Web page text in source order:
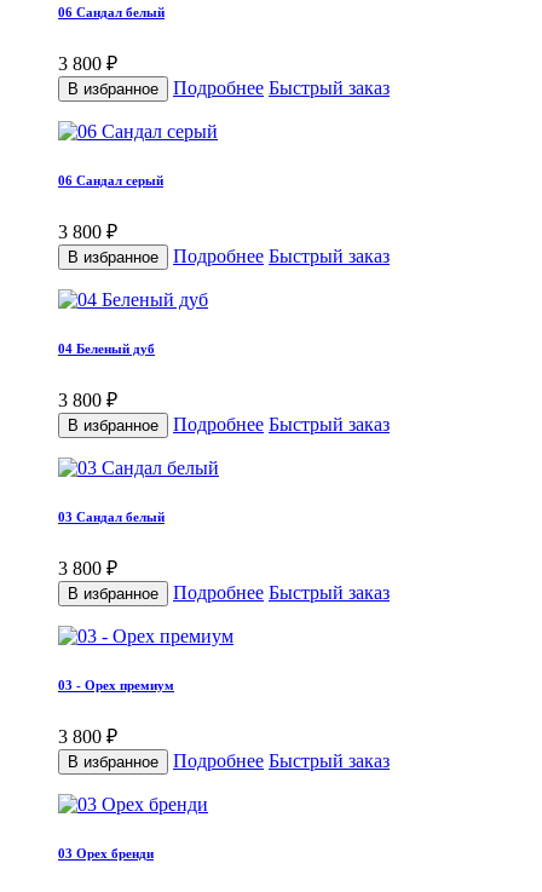
06 Сандал белый
3 800 ₽
В избранное Подробнее Быстрый заказ
06 Сандал серый
3 800 ₽
В избранное Подробнее Быстрый заказ
04 Беленый дуб
3 800 ₽
В избранное Подробнее Быстрый заказ
03 Сандал белый
3 800 ₽
В избранное Подробнее Быстрый заказ
03 - Орех премиум
3 800 ₽
В избранное Подробнее Быстрый заказ
03 Орех бренди